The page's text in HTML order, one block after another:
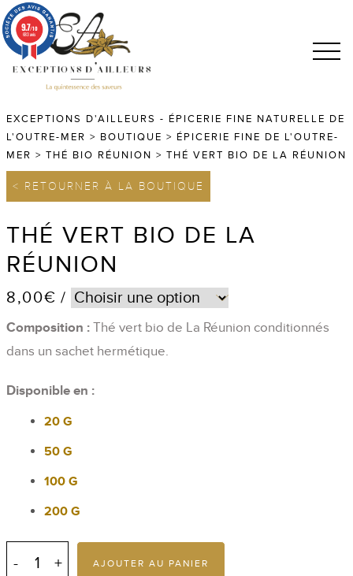
EXCEPTIONS D'AILLEURS - ÉPICERIE FINE NATURELLE DE
L'OUTRE-MER > BOUTIQUE > ÉPICERIE FINE DE L'OUTRE-
MER > THÉ BIO RÉUNION > THÉ VERT BIO DE LA RÉUNION
< RETOURNER À LA BOUTIQUE
THÉ VERT BIO DE LA
RÉUNION
8,00€ /
Composition : Thé vert bio de La Réunion conditionnés
dans un sachet hermétique.
Disponible en :
20 G
50 G
100 G
200 G
quantité
AJOUTER AU PANIER
9.7/10
683 avis